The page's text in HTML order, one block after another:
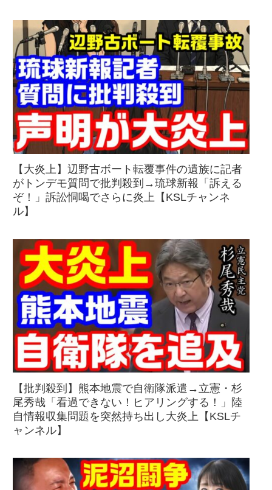
【大炎上】辺野古ボート転覆事件の遺族に記者
がトンデモ質問で批判殺到→琉球新報「訴える
ぞ！」訴訟恫喝でさらに炎上【KSLチャンネ
ル】
【批判殺到】熊本地震で自衛隊派遣→立憲・杉
尾秀哉「看過できない！ヒアリングする！」陸
自情報収集問題を突然持ち出し大炎上【KSLチ
ャンネル】